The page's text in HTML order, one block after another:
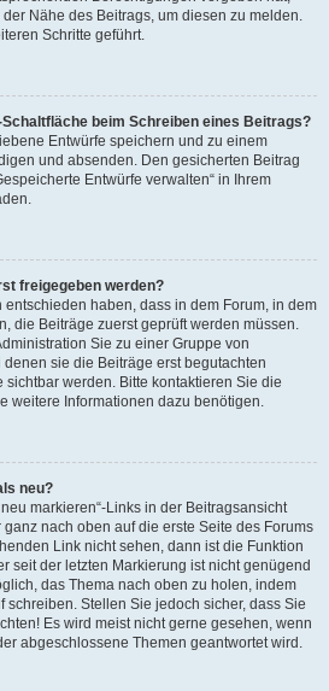
Nähe des Beitrags, um diesen zu melden.
Schritte geführt.
beim Schreiben eines Beitrags?
Entwürfe speichern und zu einem
und absenden. Den gesicherten Beitrag
Entwürfe verwalten“ in Ihrem
freigegeben werden?
haben, dass in dem Forum, in dem
die Beiträge zuerst geprüft werden müssen.
Sie zu einer Gruppe von
sie die Beiträge erst begutachten
sichtbar werden. Bitte kontaktieren Sie die
weitere Informationen dazu benötigen.
neu?
markieren“-Links in der Beitragsansicht
nach oben auf die erste Seite des Forums
Link nicht sehen, dann ist die Funktion
seit der letzten Markierung ist nicht genügend
das Thema nach oben zu holen, indem
schreiben. Stellen Sie jedoch sicher, dass Sie
Es wird meist nicht gerne gesehen, wenn
abgeschlossene Themen geantwortet wird.